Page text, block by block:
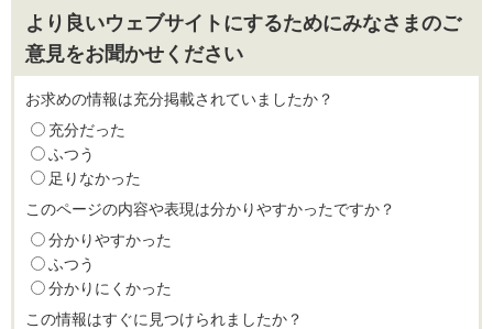
より良いウェブサイトにするためにみなさまのご
意見をお聞かせください
お求めの情報は充分掲載されていましたか？
充分だった
ふつう
足りなかった
このページの内容や表現は分かりやすかったですか？
分かりやすかった
ふつう
分かりにくかった
この情報はすぐに見つけられましたか？